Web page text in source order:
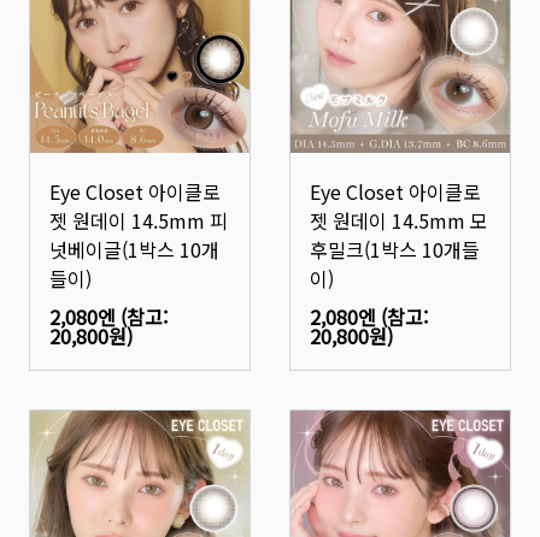
Eye Closet 아이클로
젯 원데이 14.5mm 피
넛베이글(1박스 10개
들이)
2,080엔 (참고:
20,800원)
Eye Closet 아이클로
젯 원데이 14.5mm 모
후밀크(1박스 10개들
이)
2,080엔 (참고:
20,800원)